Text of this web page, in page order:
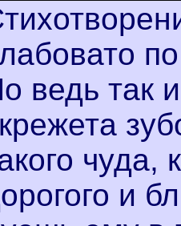
ведь так
чуда,
и